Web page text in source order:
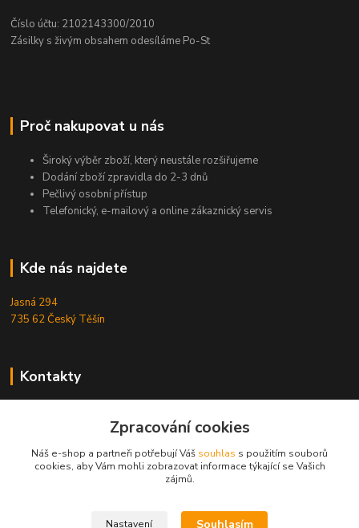
Číslo účtu: 2102143300/2010
Zásilky s živým obsahem odesíláme Po-St
Proč nakupovat u nás
Široký výběr zboží, který neustále rozšiřujeme
Dodání zboží zpravidla do 2-3 dnů
Pečlivý osobní přístup
Telefonický, e-mailový a online zákaznický servis
Kde nás najdete
Jasná 294
735 62 Český Těšín
Kontakty
+420724095453
info@reefhome.cz
Zpracování cookies
Náš e-shop a partneři potřebují Váš souhlas s použitím souborů
cookies, aby Vám mohli zobrazovat informace týkající se Vašich
zájmů.
Nastavení Souhlasím